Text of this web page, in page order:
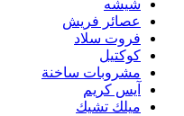
شيشه
عصائر فريش
فروت سلاد
كوكتيل
مشروبات ساخنة
آيس كريم
ميلك تشيك